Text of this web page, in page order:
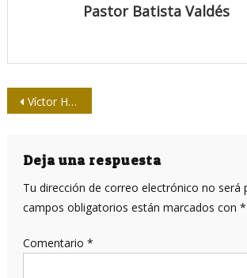
Pastor Batista Valdés
Navegación
entradas
Víctor Hugo Morales: Mi ámbito ha sido el periodismo latinoamericano
Deja una respuesta
Tu dirección de correo electrónico no será
campos obligatorios están marcados con *
Comentario *